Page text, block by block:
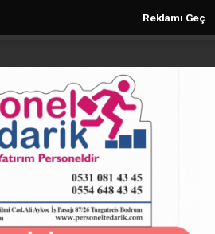
Reklamı Geç
Kadın Emeği ve
Buluşması
| 21.03.2025 - 16:33, Güncelleme:
- 16:33
kez okundu.